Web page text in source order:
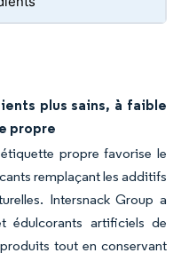
plus sains, à faible
propre
propre favorise le
remplaçant les additifs
Intersnack Group a
édulcorants artificiels de
tout en conservant